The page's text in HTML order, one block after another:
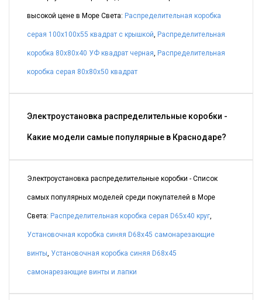
высокой цене в Море Света: Распределительная коробка
серая 100x100x55 квадрат с крышкой, Распределительная
коробка 80x80x40 УФ квадрат черная, Распределительная
коробка серая 80x80x50 квадрат
Электроустановка распределительные коробки -
Какие модели самые популярные в Краснодаре?
Электроустановка распределительные коробки - Список
самых популярных моделей среди покупателей в Море
Света: Распределительная коробка серая D65x40 круг,
Установочная коробка синяя D68x45 самонарезающие
винты, Установочная коробка синяя D68x45
самонарезающие винты и лапки